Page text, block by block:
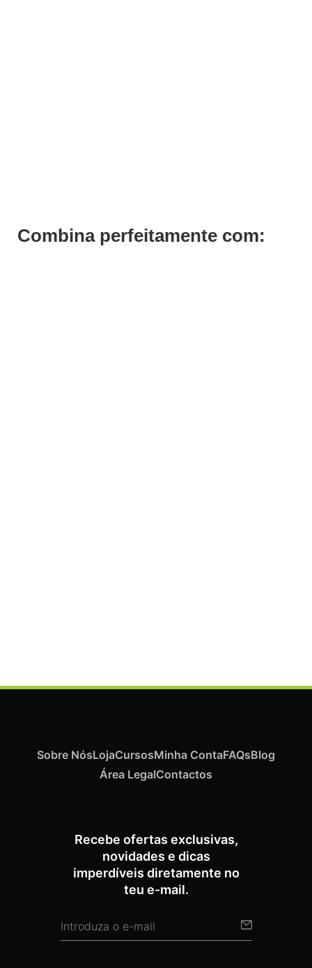
Combina perfeitamente com:
Recebe ofertas exclusivas,
novidades e dicas
imperdíveis diretamente no
teu e-mail.
Sobre NósLojaCursosMinha ContaFAQsBlog
Área LegalContactos